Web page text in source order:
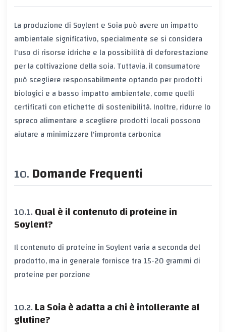
La produzione di Soylent e Soia può avere un impatto
ambientale significativo, specialmente se si considera
l'uso di risorse idriche e la possibilità di deforestazione
per la coltivazione della soia. Tuttavia, il consumatore
può scegliere responsabilmente optando per prodotti
biologici e a basso impatto ambientale, come quelli
certificati con etichette di sostenibilità. Inoltre, ridurre lo
spreco alimentare e scegliere prodotti locali possono
aiutare a minimizzare l'impronta carbonica
Domande Frequenti
Qual è il contenuto di proteine in
Soylent?
Il contenuto di proteine in Soylent varia a seconda del
prodotto, ma in generale fornisce tra 15-20 grammi di
proteine per porzione
La Soia è adatta a chi è intollerante al
glutine?